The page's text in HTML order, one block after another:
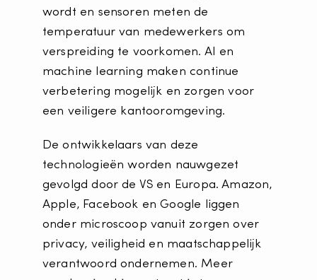
wordt en sensoren meten de
temperatuur van medewerkers om
verspreiding te voorkomen. AI en
machine learning maken continue
verbetering mogelijk en zorgen voor
een veiligere kantooromgeving.
De ontwikkelaars van deze
technologieën worden nauwgezet
gevolgd door de VS en Europa. Amazon,
Apple, Facebook en Google liggen
onder microscoop vanuit zorgen over
privacy, veiligheid en maatschappelijk
verantwoord ondernemen. Meer